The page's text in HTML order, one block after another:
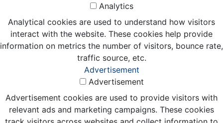
Analytics
Analytical cookies are used to understand how visitors
interact with the website. These cookies help provide
information on metrics the number of visitors, bounce rate,
traffic source, etc.
Advertisement
Advertisement
Advertisement cookies are used to provide visitors with
relevant ads and marketing campaigns. These cookies